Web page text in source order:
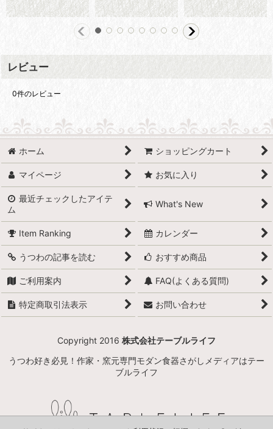
レビュー
0件のレビュー
ホーム ショッピングカート
マイページ お気に入り
最近チェックしたアイテ
ム
What's New
Item Ranking カレンダー
うつわの記事を読む おすすめ商品
ご利用案内 FAQ(よくある質問)
特定商取引法表示 お問い合わせ
Copyright 2016 株式会社テーブルライフ
うつわ好き必見！作家・窯元専門モダン食器さがしメディアはテー
ブルライフ